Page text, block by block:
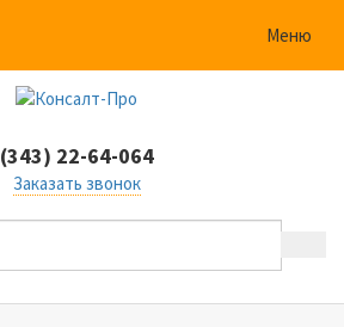
Меню
(343) 22-64-064
Заказать звонок